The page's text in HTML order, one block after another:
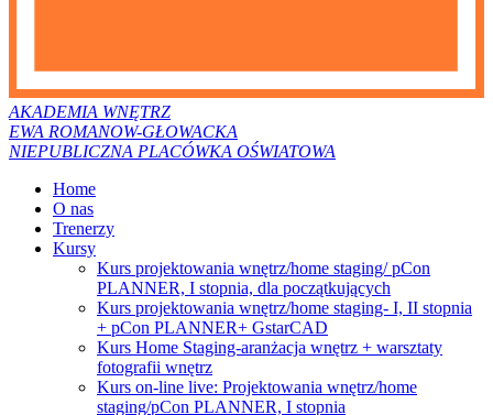
AKADEMIA WNĘTRZ
EWA ROMANOW-GŁOWACKA
NIEPUBLICZNA PLACÓWKA OŚWIATOWA
Home
O nas
Trenerzy
Kursy
Kurs projektowania wnętrz/home staging/ pCon
PLANNER, I stopnia, dla początkujących
Kurs projektowania wnętrz/home staging- I, II stopnia
+ pCon PLANNER+ GstarCAD
Kurs Home Staging-aranżacja wnętrz + warsztaty
fotografii wnętrz
Kurs on-line live: Projektowania wnętrz/home
staging/pCon PLANNER, I stopnia